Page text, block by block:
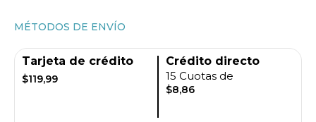
MÉTODOS DE ENVÍO
Tarjeta de crédito
$119,99
Crédito directo
15 Cuotas de
$8,86